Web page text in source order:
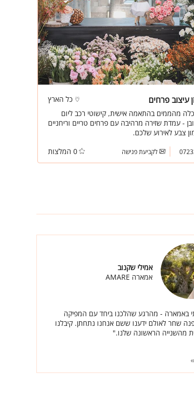
עיצוב פרחים
כל הארץ
מהממים בהתאמה אישית, קישוטי רכב ליום
- עמדת שזירה מרהיבה עם פרחים טריים וריחניים
צבע לאירוע שלכם.
לקביעת פגישה 0 המלצות
אמילי שקנוב
אמארה AMARE
באמארה - מהרגע שהלכנו ביחד עם המפיקה
שחר לאולם ידענו ששם אנחנו נתחתן. קיבלנו
מהשנייה הראשונה שלנו."